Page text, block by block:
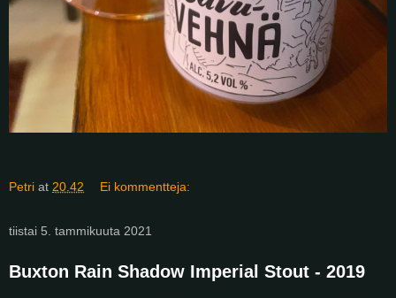
Petri at 20.42 Ei kommentteja:
tiistai 5. tammikuuta 2021
Buxton Rain Shadow Imperial Stout - 2019